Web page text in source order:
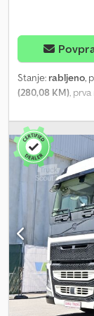
Stanje: rabljeno,
(280,08 KM),
,
masa:18.000 kg,
osi:2 osi,
motorjem,
, vzmetenje:
mm
, skupna
tovornega
računalnik na
diferenciala,
Thermo King | za
med vožnjo in
Dhollandia
tempomat |
pnevmatike: 285/